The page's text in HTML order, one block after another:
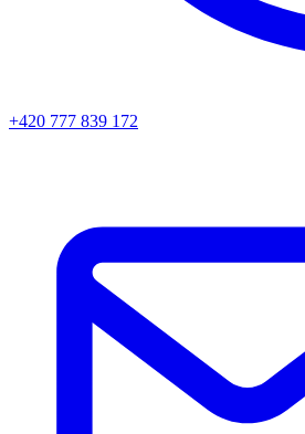
+420 777 839 172